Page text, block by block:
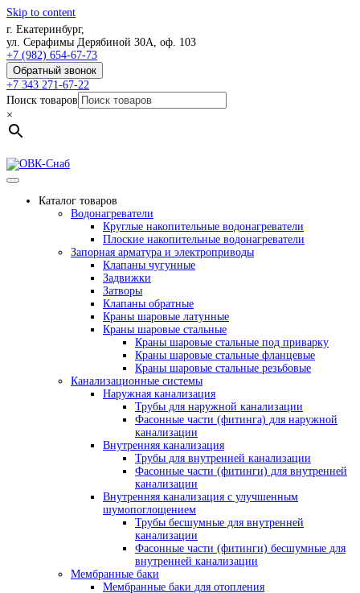
Skip to content
г. Екатеринбург,
ул. Серафимы Дерябиной 30А, оф. 103
+7 (982) 654-67-73
Обратный звонок
+7 343 271-67-22
Поиск товаров
×
Каталог товаров
Водонагреватели
Круглые накопительные водонагреватели
Плоские накопительные водонагреватели
Запорная арматура и электроприводы
Клапаны чугунные
Задвижки
Затворы
Клапаны обратные
Краны шаровые латунные
Краны шаровые стальные
Краны шаровые стальные под приварку
Краны шаровые стальные фланцевые
Краны шаровые стальные резьбовые
Канализационные системы
Наружная канализация
Трубы для наружной канализации
Фасонные части (фитинга) для наружной
канализации
Внутренняя канализация
Трубы для внутренней канализации
Фасонные части (фитинги) для внутренней
канализации
Внутренняя канализация с улучшенным
шумопоглощением
Трубы бесшумные для внутренней
канализации
Фасонные части (фитинги) бесшумные для
внутренней канализации
Мембранные баки
Мембранные баки для отопления